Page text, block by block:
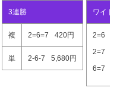
3連勝
複 2=6=7 420円
単 2-6-7 5,680円
ワイド
2=6
2=7
6=7